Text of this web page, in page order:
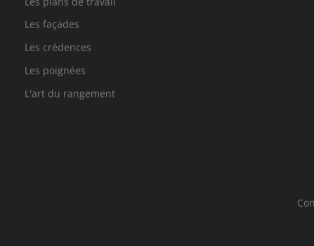
Les façades
Les crédences
Les poignées
L'art du rangement